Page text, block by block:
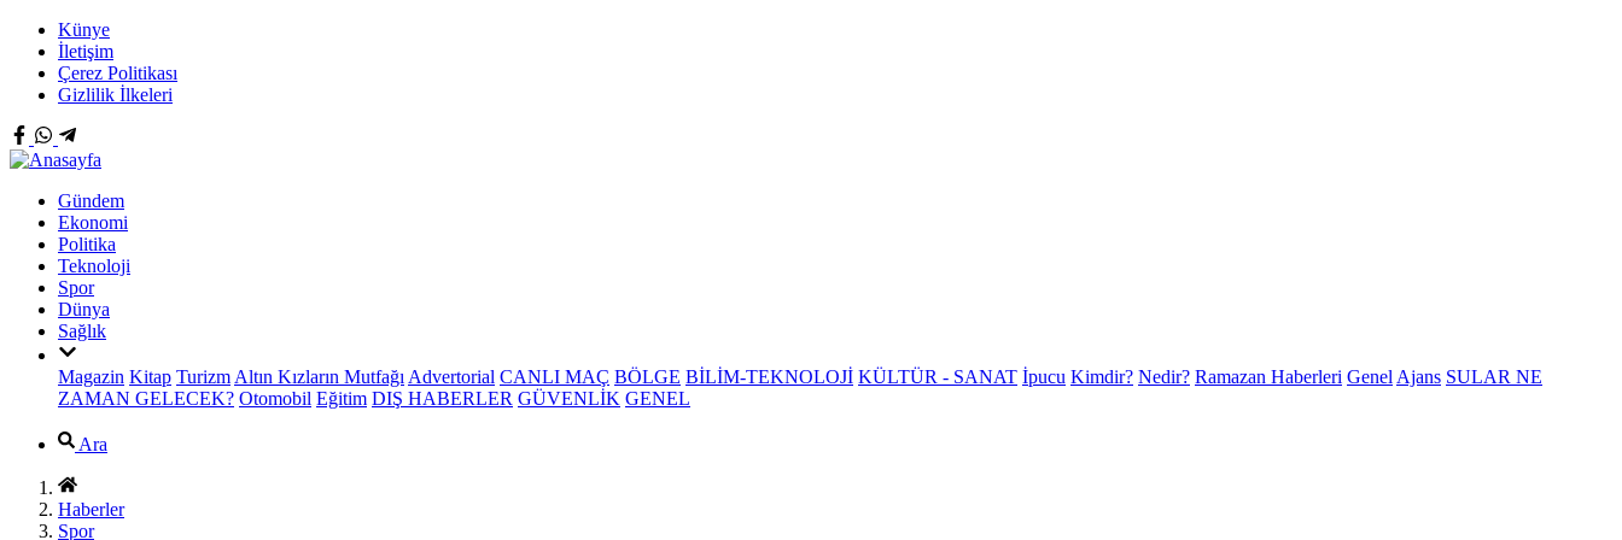
Künye
İletişim
Çerez Politikası
Gizlilik İlkeleri
Gündem
Ekonomi
Politika
Teknoloji
Spor
Dünya
Sağlık
Magazin Kitap Turizm Altın Kızların Mutfağı Advertorial CANLI MAÇ BÖLGE BİLİM-TEKNOLOJİ KÜLTÜR - SANAT İpucu Kimdir? Nedir? Ramazan Haberleri Genel Ajans SULAR NE
ZAMAN GELECEK? Otomobil Eğitim DIŞ HABERLER GÜVENLİK GENEL
Ara
Haberler
Spor